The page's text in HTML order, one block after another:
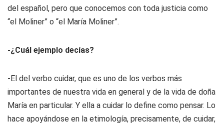
del español, pero que conocemos con toda justicia como
“el Moliner” o “el María Moliner”.
-¿Cuál ejemplo decías?
-El del verbo cuidar, que es uno de los verbos más
importantes de nuestra vida en general y de la vida de doña
María en particular. Y ella a cuidar lo define como pensar. Lo
hace apoyándose en la etimología, precisamente, de cuidar,